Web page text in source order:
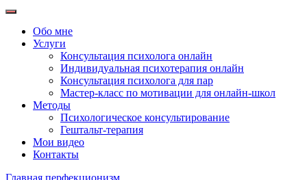
Обо мне
Услуги
Консультация психолога онлайн
Индивидуальная психотерапия онлайн
Консультация психолога для пар
Мастер-класс по мотивации для онлайн-школ
Методы
Психологическое консультирование
Гештальт-терапия
Мои видео
Контакты
Главная перфекционизм